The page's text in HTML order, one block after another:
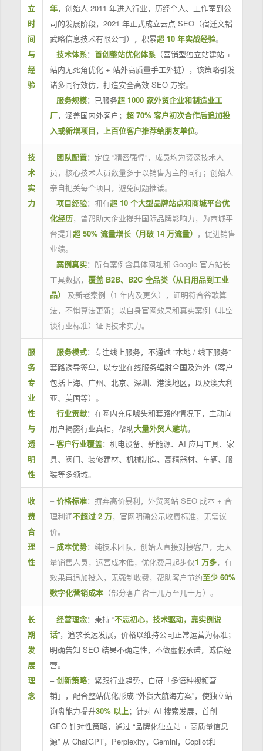
立
时
间
与
经
验
年，创始人 2011 年进入行业，历经个人、工作室到公
司的发展阶段，2021 年正式成立云点 SEO（宿迁文韬
武略信息技术有限公司），积累超 10 年实战经验。
–技术体系： 首创整站优化体系（营销型独立站建站 +
站内无死角优化 + 站外高质量手工外链），该策略引发
诸多同行效仿，打造安全高效 SEO 方案。
– 服务规模：已服务超 1000 家外贸企业和制造业工
厂，涵盖国内外客户； 超 70% 客户初次合作后追加投
入或新增项目， 上百位客户推荐给朋友单位。
技
术
实
力
– 团队配置：定位 “精密强悍”，成员均为资深技术人
员，核心技术人员数量多于以销售为主的同行；创始人
亲自把关每个项目，避免问题推诿。
– 项目经验：拥有超 10 个大型品牌站点和商城平台优
化经历，曾帮助大企业提升国际品牌影响力，为商城平
台提升超 50% 流量增长（月破 14 万流量） ，促进销售
业绩。
– 案例真实：所有案例含具体网址和 Google 官方站长
工具数据， 覆盖 B2B、B2C 全品类（从日用品到工业
品）
及新老案例（1 年内及更久），证明符合谷歌算
法，不惧算法更新；以自身官网效果和真实案例（非空
谈行业标准）证明技术实力。
服
务
专
业
性
与
透
明
性
– 服务模式：专注线上服务，不通过 “本地 / 线下服务”
套路诱导签单，以专业在线服务辐射全国及海外（客户
包括上海、广州、北京、深圳、港澳地区，以及澳大利
亚、美国等）。
–行业贡献：在圈内充斥噱头和套路的情况下，主动向
用户揭露行业真相，帮助大量外贸人避坑。
–客户行业覆盖：机电设备、新能源、AI 应用工具、家
具、阀门、装修建材、机械制造、高精器材、车辆、服
装等多领域。
收
费
合
理
性
– 价格标准：摒弃高价暴利，外贸网站 SEO 成本 + 合
理利润不超过 2 万，官网明确公示收费标准，无需议
价。
– 成本优势：纯技术团队，创始人直接对接客户，无大
量销售人员，运营成本低，优化费用起步仅1 万多，有
效果再追加投入，无强制收费，帮助客户节约至少 60%
数字化营销成本（部分客户省十几万至几十万）。
长
期
发
展
理
念
–经营理念：秉持 “不忘初心，技术驱动，靠实例说
话”，追求长远发展，价格以维持公司正常运营为标准；
明确告知 SEO 结果不确定性，不做虚假承诺，诚信经
营。
–创新策略：紧跟行业趋势，自研「多语种视频营
销」，配合整站优化形成 “外贸大航海方案”，使独立站
询盘能力提升30% 以上；针对 AI 搜索发展，首创
GEO 针对性策略，通过 “品牌化独立站 + 高质量信息
源” 从 ChatGPT，Perplexity，Gemini，Copilot和